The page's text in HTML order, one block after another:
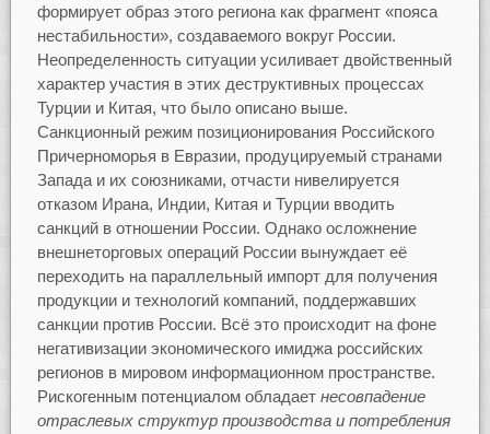
формирует образ этого региона как фрагмент «пояса
нестабильности», создаваемого вокруг России.
Неопределенность ситуации усиливает двойственный
характер участия в этих деструктивных процессах
Турции и Китая, что было описано выше.
Санкционный режим позиционирования Российского
Причерноморья в Евразии, продуцируемый странами
Запада и их союзниками, отчасти нивелируется
отказом Ирана, Индии, Китая и Турции вводить
санкций в отношении России. Однако осложнение
внешнеторговых операций России вынуждает её
переходить на параллельный импорт для получения
продукции и технологий компаний, поддержавших
санкции против России. Всё это происходит на фоне
негативизации экономического имиджа российских
регионов в мировом информационном пространстве.
Рискогенным потенциалом обладает несовпадение
отраслевых структур производства и потребления